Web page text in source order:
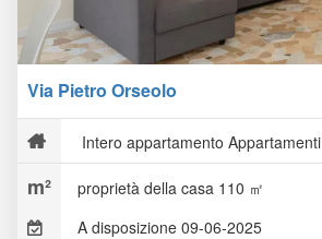
Via Pietro Orseolo
Intero appartamento Appartamenti
proprietà della casa 110 ㎡
A disposizione 09-06-2025